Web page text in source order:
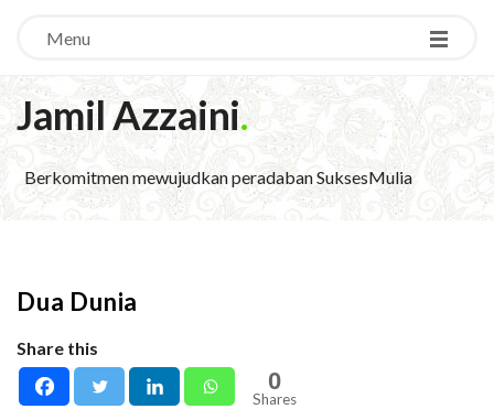
Menu
Jamil Azzaini.
Berkomitmen mewujudkan peradaban SuksesMulia
Dua Dunia
Share this
0
Shares